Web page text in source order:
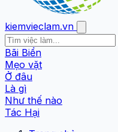
kiemvieclam.vn
Bãi Biển
Mẹo vặt
Ở đâu
Là gì
Như thế nào
Tác Hại